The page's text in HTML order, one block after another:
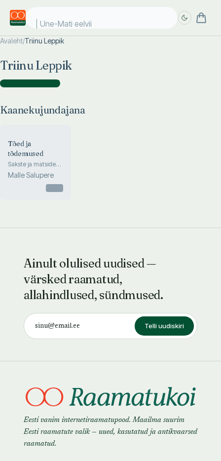
Une-Mati eelviim
Avaleht/Triinu Leppik
Triinu Leppik
Kaanekujundajana )
Kaanekujundajana
Tõed ja
tõdemused
Sakste ja matside
jalajäljed nelja
sajandi arhiivitolmus
Malle Salupere
Ainult olulised uudised —
värsked raamatud,
allahindlused, sündmused.
Telli uudiskiri
Eesti vanim internetiraamatupood. Maailma suurim
Eesti raamatute valik — uued, kasutatud ja antikvaarsed
raamatud.